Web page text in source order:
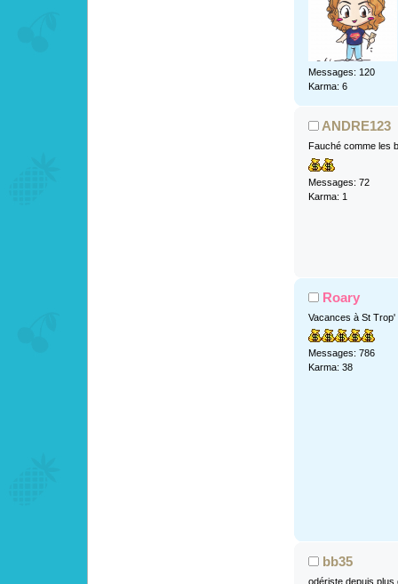
Messages: 120
Karma: 6
ANDRE123
Fauché comme les
Messages: 72
Karma: 1
Roary
Vacances à St Trop'
Messages: 786
Karma: 38
bb35
odériste depuis plus